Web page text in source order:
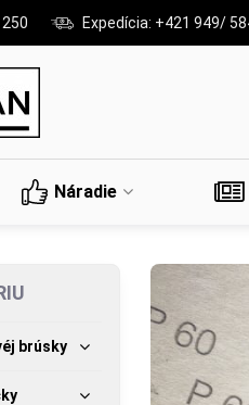
Expedícia: +421 949/
Náradie
brúsky